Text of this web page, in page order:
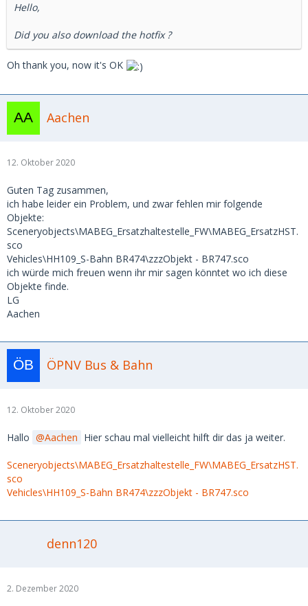
Hello,
Did you also download the hotfix ?
Oh thank you, now it's OK
Aachen
12. Oktober 2020
Guten Tag zusammen,
ich habe leider ein Problem, und zwar fehlen mir folgende
Objekte:
Sceneryobjects\MABEG_Ersatzhaltestelle_FW\MABEG_ErsatzHST.
sco
Vehicles\HH109_S-Bahn BR474\zzzObjekt - BR747.sco
ich würde mich freuen wenn ihr mir sagen könntet wo ich diese
Objekte finde.
LG
Aachen
ÖPNV Bus & Bahn
12. Oktober 2020
Hallo Aachen Hier schau mal vielleicht hilft dir das ja weiter.
Sceneryobjects\MABEG_Ersatzhaltestelle_FW\MABEG_ErsatzHST.
sco
Vehicles\HH109_S-Bahn BR474\zzzObjekt - BR747.sco
denn120
2. Dezember 2020